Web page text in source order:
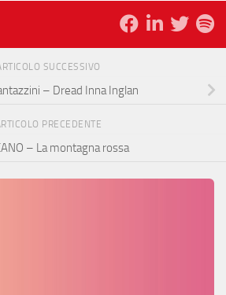
SUCCESSIVO
– Dread Inna Inglan
PRECEDENTE
– La montagna rossa